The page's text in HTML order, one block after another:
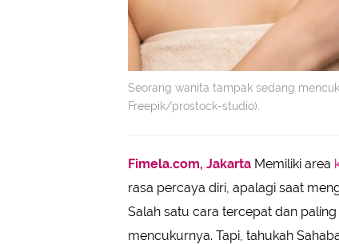
Seorang wanita tampak sedang
Freepik/prostock-studio).
Fimela.com, Jakarta Memiliki area
rasa percaya diri, apalagi saat
Salah satu cara tercepat dan
mencukurnya. Tapi, tahukah